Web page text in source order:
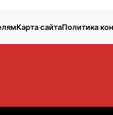
Карта сайтаПолитика